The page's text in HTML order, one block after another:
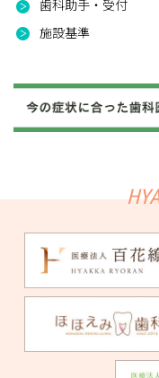
歯科助手・受付
施設基準